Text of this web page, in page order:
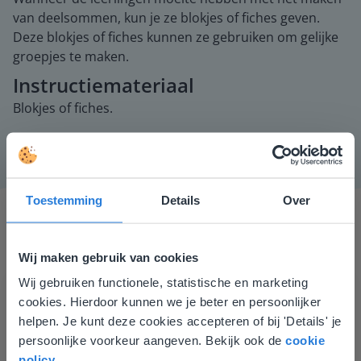
Toestemming Details Over
Wij maken gebruik van cookies
Wij gebruiken functionele, statistische en marketing
cookies. Hierdoor kunnen we je beter en persoonlijker
helpen. Je kunt deze cookies accepteren of bij 'Details' je
persoonlijke voorkeur aangeven. Bekijk ook de cookie
van deelsommen, kun je ze blokjes of fiches geven.
Deze blokjes of fiches kunnen ze gebruiken om gelijke
groepjes te maken.
Instructiemateriaal
Blokjes of fiches.
Ik vind de professionaliteit en behulpzaamheid een
groot pluspunt van Gynzy. Datzelfde geldt voor het
Deze website komt niet
overeen met je locatie
Gezien je locatie, denken we dat je misschien